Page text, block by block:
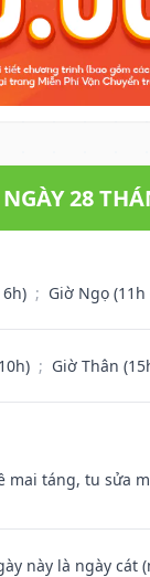
28
; Giờ Ngọ (11h
; Giờ Thân
mai táng, tu sửa
này là ngày cát